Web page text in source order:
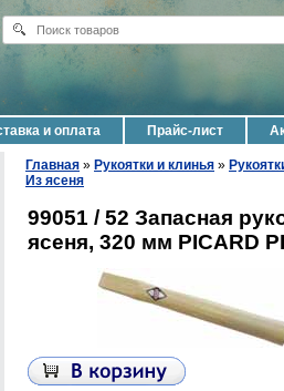
и оплата Прайс-лист
Главная » Рукоятки и клинья »
Из ясеня
99051 / 52 Запасная
ясеня, 320 мм PICARD